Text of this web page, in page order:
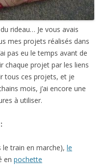
rideau… Je vous avais
mes projets réalisés dans
pas eu le temps avant de
chaque projet par les liens
tous ces projets, et je
mois, j’ai encore une
à utiliser.
le train en marche), le
en pochette